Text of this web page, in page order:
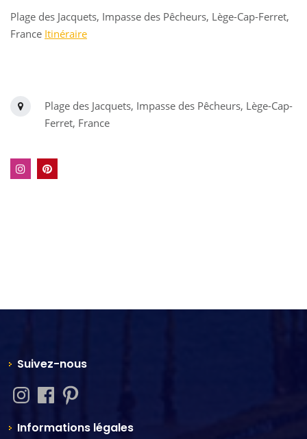
Plage des Jacquets, Impasse des Pêcheurs, Lège-Cap-Ferret,
France Itinéraire
Plage des Jacquets, Impasse des Pêcheurs, Lège-Cap-
Ferret, France
Suivez-nous
Informations légales